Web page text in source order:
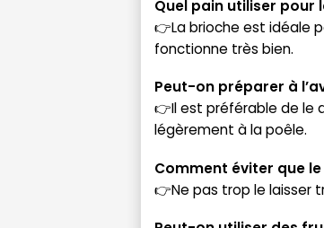
Quel pain utiliser pour
👉La brioche est idéale
fonctionne très bien.
Peut-on préparer à
👉Il est préférable de le
légèrement à la poêle.
Comment éviter que
👉Ne pas trop le laisser